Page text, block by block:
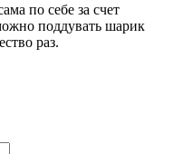
по себе за счет
поддувать шарик
раз.